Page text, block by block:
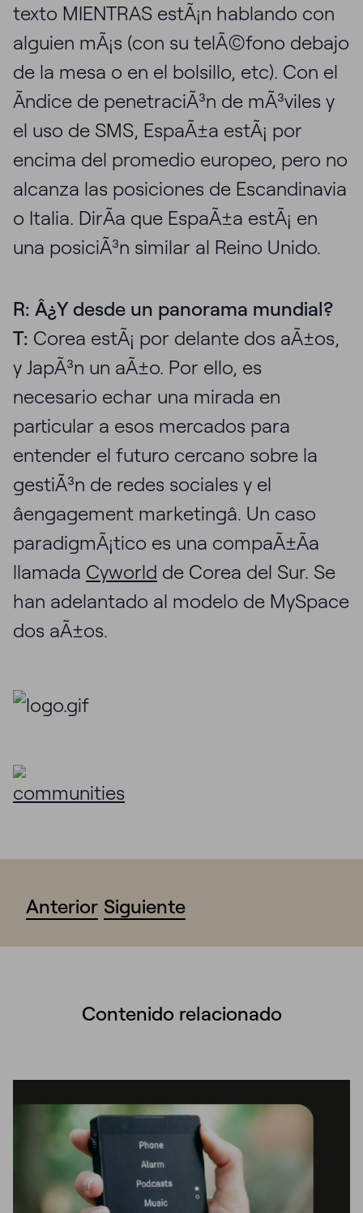
texto MIENTRAS estÃ¡n hablando con
alguien mÃ¡s (con su telÃ©fono debajo
de la mesa o en el bolsillo, etc). Con el
Ã­ndice de penetraciÃ³n de mÃ³viles y
el uso de SMS, EspaÃ±a estÃ¡ por
encima del promedio europeo, pero no
alcanza las posiciones de Escandinavia
o Italia. DirÃ­a que EspaÃ±a estÃ¡ en
una posiciÃ³n similar al Reino Unido.
R: Â¿Y desde un panorama mundial?
T: Corea estÃ¡ por delante dos aÃ±os,
y JapÃ³n un aÃ±o. Por ello, es
necesario echar una mirada en
particular a esos mercados para
entender el futuro cercano sobre la
gestiÃ³n de redes sociales y el
âengagement marketingâ. Un caso
paradigmÃ¡tico es una compaÃ±Ã­a
llamada Cyworld de Corea del Sur. Se
han adelantado al modelo de MySpace
dos aÃ±os.
Anterior Siguiente
Contenido relacionado